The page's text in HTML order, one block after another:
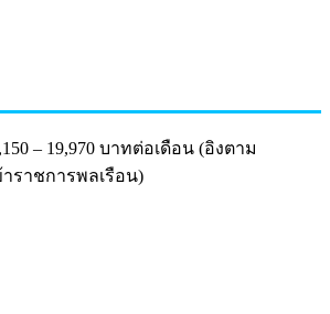
– 19,970 บาทต่อเดือน (อิงตาม
ราชการพลเรือน)